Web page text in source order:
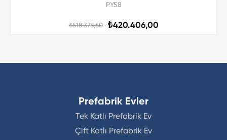
PY58
₺518.375,60 ₺420.406,00
Prefabrik Evler
Tek Katlı Prefabrik Ev
Çift Katlı Prefabrik Ev